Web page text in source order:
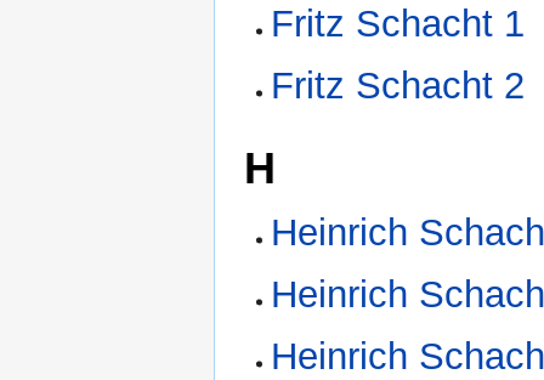
Fritz Schacht 1
Fritz Schacht 2
H
Heinrich
Heinrich
Heinrich